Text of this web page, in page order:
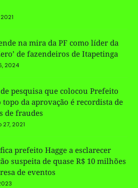
na mira da PF como líder da
de fazendeiros de Itapetinga
2024
pesquisa que colocou Prefeito
topo da aprovação é recordista de
de fraudes
27, 2021
prefeito Hagge a esclarecer
suspeita de quase R$ 10 milhões
de eventos